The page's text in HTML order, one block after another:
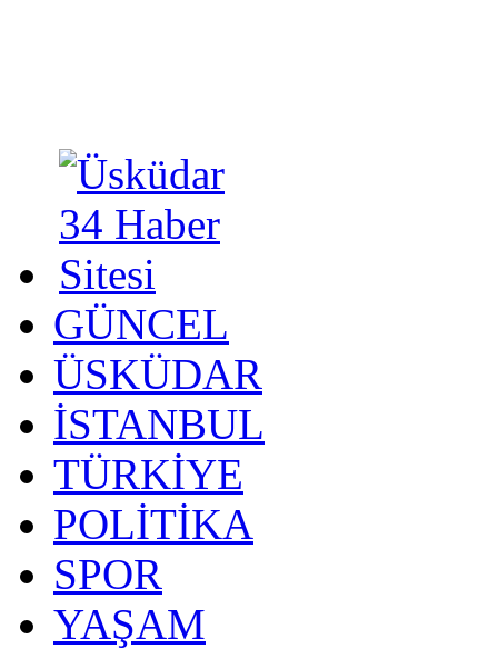
GÜNCEL
ÜSKÜDAR
İSTANBUL
TÜRKİYE
POLİTİKA
SPOR
YAŞAM